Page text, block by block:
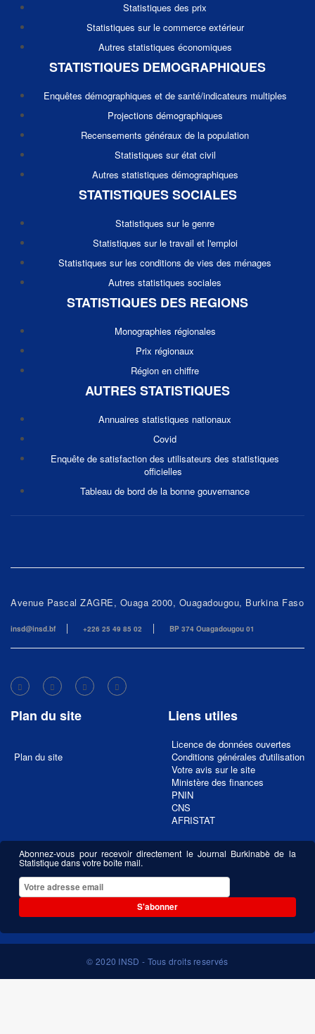
Statistiques des prix
Statistiques sur le commerce extérieur
Autres statistiques économiques
STATISTIQUES DEMOGRAPHIQUES
Enquêtes démographiques et de santé/indicateurs multiples
Projections démographiques
Recensements généraux de la population
Statistiques sur état civil
Autres statistiques démographiques
STATISTIQUES SOCIALES
Statistiques sur le genre
Statistiques sur le travail et l'emploi
Statistiques sur les conditions de vies des ménages
Autres statistiques sociales
STATISTIQUES DES REGIONS
Monographies régionales
Prix régionaux
Région en chiffre
AUTRES STATISTIQUES
Annuaires statistiques nationaux
Covid
Enquête de satisfaction des utilisateurs des statistiques
officielles
Tableau de bord de la bonne gouvernance
Avenue Pascal ZAGRE, Ouaga 2000, Ouagadougou, Burkina Faso
insd@insd.bf +226 25 49 85 02 BP 374 Ouagadougou 01
Plan du site
Plan du site
Liens utiles
Licence de données ouvertes
Conditions générales d'utilisation
Votre avis sur le site
Ministère des finances
PNIN
CNS
AFRISTAT
Abonnez-vous pour recevoir directement le Journal Burkinabè de la
Statistique dans votre boîte mail.
S'abonner
© 2020 INSD - Tous droits reservés